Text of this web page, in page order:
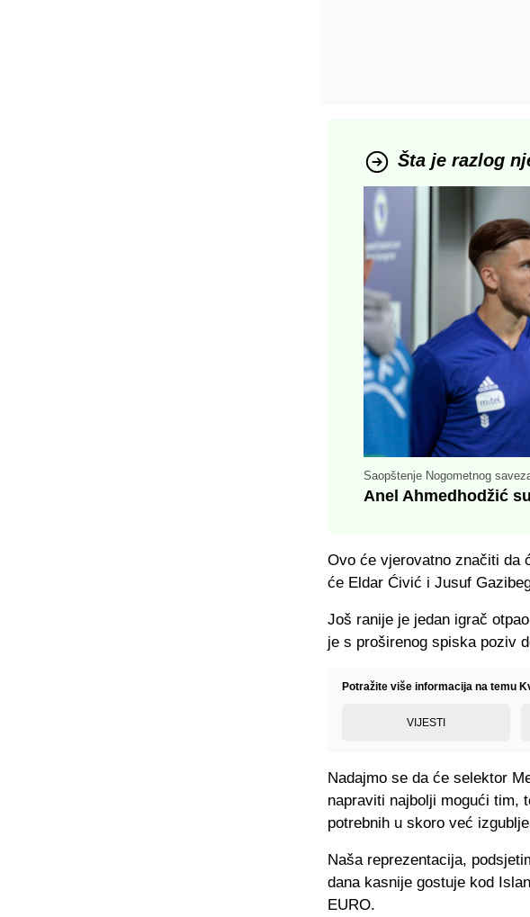
Šta je razlog
Saopštenje Nogometnog
Anel Ahmedhodžić
Ovo će vjerovatno značiti da
će Eldar Ćivić i Jusuf
Još ranije je jedan igrač
je s proširenog spiska poziv
Potražite više informacija na temu
VIJESTI
Nadajmo se da će selektor
napraviti najbolji mogući tim,
potrebnih u skoro već
Naša reprezentacija,
dana kasnije gostuje kod
EURO.